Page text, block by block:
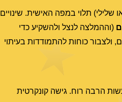
או שלילי) תלוי במפה האישית. שינויים
(וההמלצה לנצל ולהשקיע כדי
כוחות להתמודדות בעיתוי
הרבה רוח. גישה קונקרטית